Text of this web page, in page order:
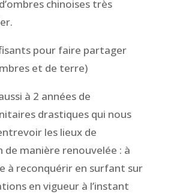
chinoises très
pour faire partager
et de terre)
à 2 années de
drastiques qui nous
les lieux de
manière renouvelée : à
à reconquérir en surfant sur
en vigueur à l’instant